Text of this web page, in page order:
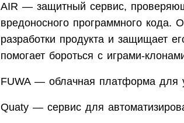
AIR — защитный сервис,
вредоносного программного кода.
разработки продукта и защищает
помогает бороться с играми-
FUWA — облачная платформа для
Quaty — сервис для